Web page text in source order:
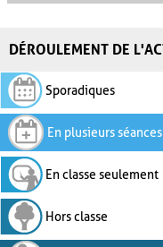
DÉROULEMENT DE
Sporadiques
En plusieurs séances
En classe seulement
Hors classe